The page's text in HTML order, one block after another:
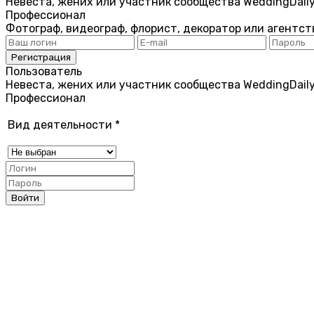
Профессионал
Фотограф, видеограф, флорист, декоратор или
Пользователь
Невеста, жених или участник сообщества
Профессионал
Вид деятельности *